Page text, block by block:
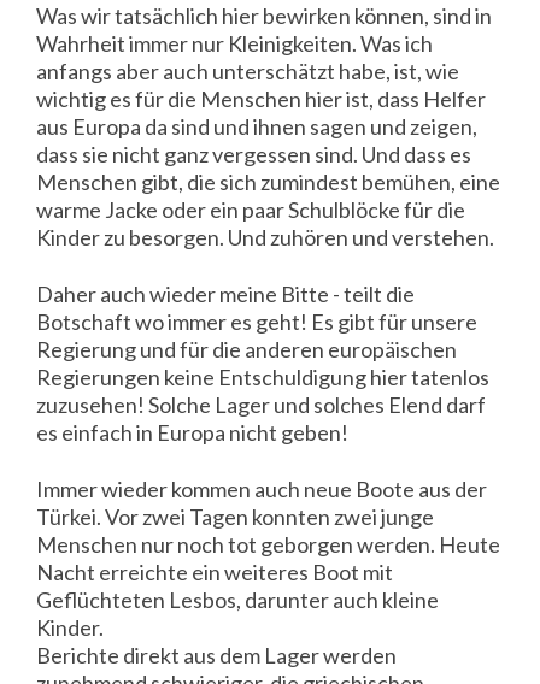
Was wir tatsächlich hier bewirken können, sind in
Wahrheit immer nur Kleinigkeiten. Was ich
anfangs aber auch unterschätzt habe, ist, wie
wichtig es für die Menschen hier ist, dass Helfer
aus Europa da sind und ihnen sagen und zeigen,
dass sie nicht ganz vergessen sind. Und dass es
Menschen gibt, die sich zumindest bemühen, eine
warme Jacke oder ein paar Schulblöcke für die
Kinder zu besorgen. Und zuhören und verstehen.
Daher auch wieder meine Bitte - teilt die
Botschaft wo immer es geht! Es gibt für unsere
Regierung und für die anderen europäischen
Regierungen keine Entschuldigung hier tatenlos
zuzusehen! Solche Lager und solches Elend darf
es einfach in Europa nicht geben!
Immer wieder kommen auch neue Boote aus der
Türkei. Vor zwei Tagen konnten zwei junge
Menschen nur noch tot geborgen werden. Heute
Nacht erreichte ein weiteres Boot mit
Geflüchteten Lesbos, darunter auch kleine
Kinder.
Berichte direkt aus dem Lager werden